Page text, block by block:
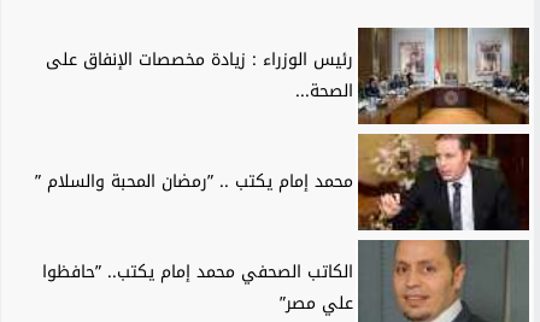
رئيس الوزراء : زيادة مخصصات الإنفاق على
الصحة...
محمد إمام يكتب .. ”رمضان المحبة والسلام ”
الكاتب الصحفي محمد إمام يكتب.. ”حافظوا
علي مصر”